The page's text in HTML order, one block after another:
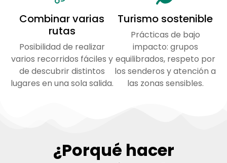
Combinar varias
rutas
Posibilidad de realizar
varios recorridos fáciles y
de descubrir distintos
lugares en una sola salida.
Turismo sostenible
Prácticas de bajo
impacto: grupos
equilibrados, respeto por
los senderos y atención a
las zonas sensibles.
¿Porqué hacer